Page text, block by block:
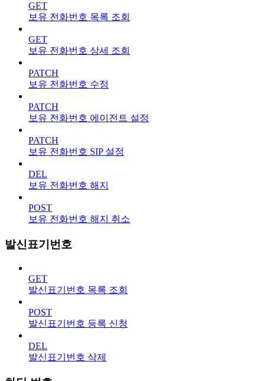
GET
보유 전화번호 목록 조회
GET
보유 전화번호 상세 조회
PATCH
보유 전화번호 수정
PATCH
보유 전화번호 에이전트 설정
PATCH
보유 전화번호 SIP 설정
DEL
보유 전화번호 해지
POST
보유 전화번호 해지 취소
발신표기번호
GET
발신표기번호 목록 조회
POST
발신표기번호 등록 신청
DEL
발신표기번호 삭제